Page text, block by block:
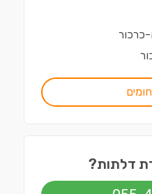
כרכור
דלתות?